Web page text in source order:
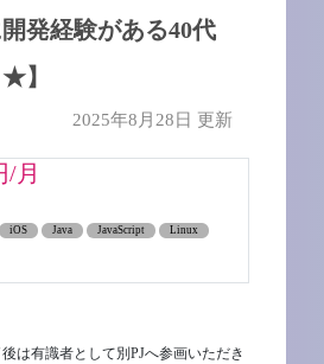
発経験がある40代
】
2025年8月28日 更新
/月
iOS Java JavaScript
Linux
は有識者として別PJへ参画いただき